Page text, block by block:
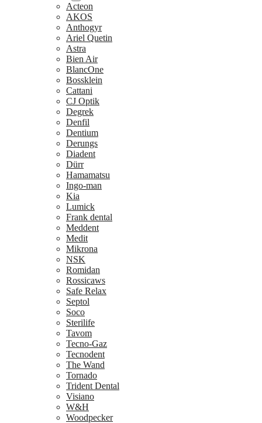
Acteon
AKOS
Anthogyr
Ariel Quetin
Astra
Bien Air
BlancOne
Bossklein
Cattani
CJ Optik
Degrek
Denfil
Dentium
Derungs
Diadent
Dürr
Hamamatsu
Ingo-man
Kia
Lumick
Frank dental
Meddent
Medit
Mikrona
NSK
Romidan
Rossicaws
Safe Relax
Septol
Soco
Sterilife
Tavom
Tecno-Gaz
Tecnodent
The Wand
Tornado
Trident Dental
Visiano
W&H
Woodpecker